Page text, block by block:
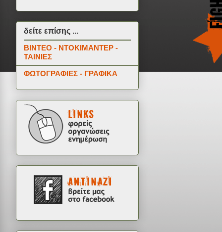
δείτε επίσης ...
ΒΙΝΤΕΟ - ΝΤΟΚΙΜΑΝΤΕΡ -
ΤΑΙΝΙΕΣ
ΦΩΤΟΓΡΑΦΙΕΣ - ΓΡΑΦΙΚΑ